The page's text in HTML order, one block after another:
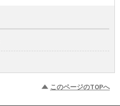
このページのTOPへ